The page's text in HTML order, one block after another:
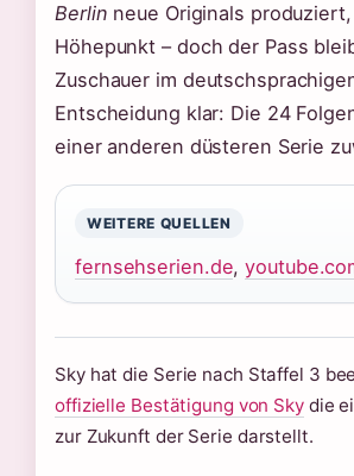
Berlin neue Originals
Höhepunkt – doch der Pass
Zuschauer im
Entscheidung klar: Die 24
einer anderen düsteren Serie
WEITERE QUELLEN
fernsehserien.de,
Sky hat die Serie nach Staffel 3
offizielle Bestätigung von Sky die
zur Zukunft der Serie darstellt.